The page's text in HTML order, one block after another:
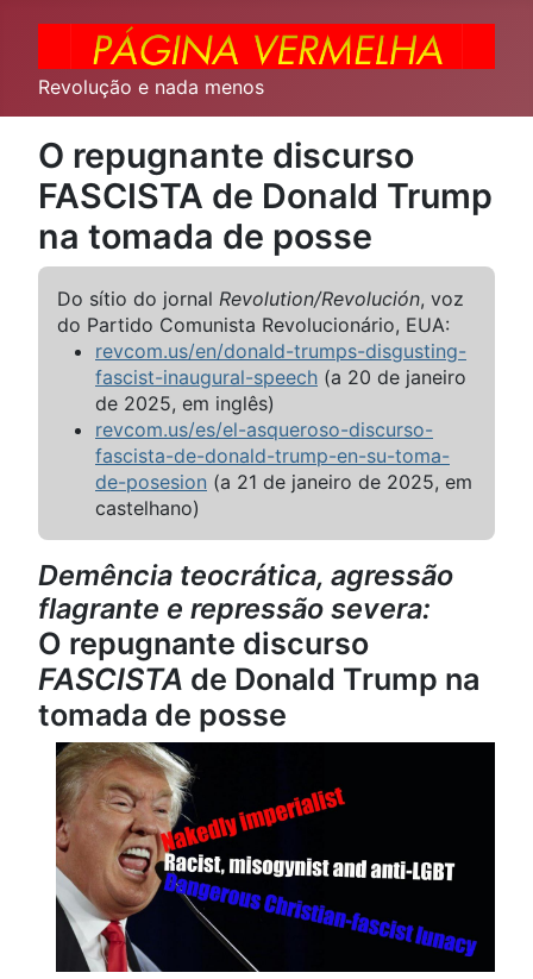
Revolução e nada menos
O repugnante discurso
FASCISTA de Donald Trump
na tomada de posse
Do sítio do jornal Revolution/Revolución, voz
do Partido Comunista Revolucionário, EUA:
revcom.us/en/donald-trumps-disgusting-
fascist-inaugural-speech (a 20 de janeiro
de 2025, em inglês)
revcom.us/es/el-asqueroso-discurso-
fascista-de-donald-trump-en-su-toma-
de-posesion (a 21 de janeiro de 2025, em
castelhano)
Demência teocrática, agressão
flagrante e repressão severa:
O repugnante discurso
FASCISTA de Donald Trump na
tomada de posse